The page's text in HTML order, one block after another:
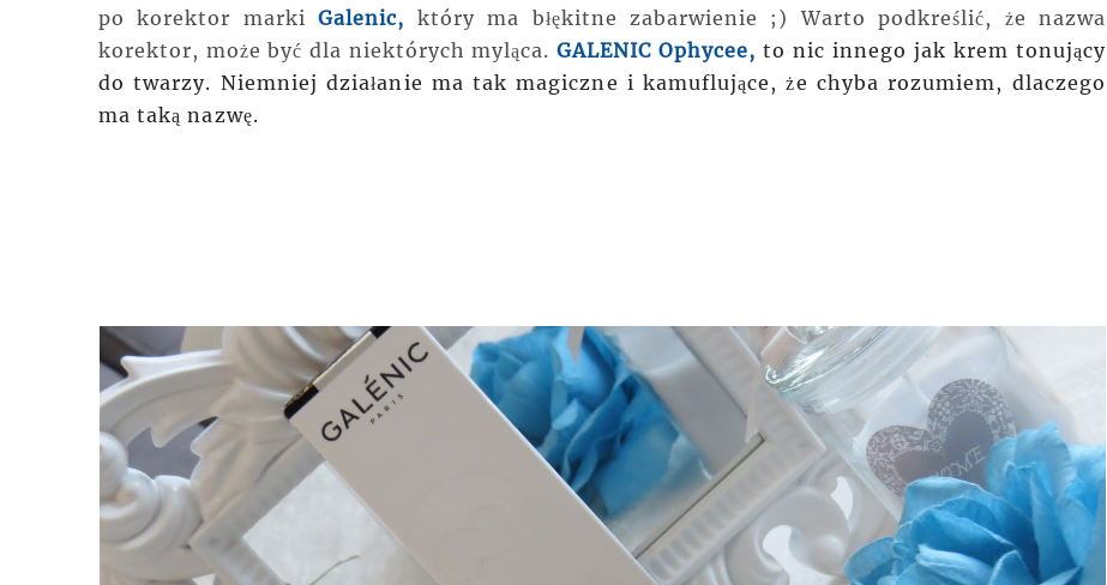
po korektor markiGalenic, który ma błękitne zabarwienie ;) Warto podkreślić, że nazwa
korektor, może być dla niektórych myląca. GALENIC Ophycee, to nic innego jak krem tonujący
do twarzy. Niemniejdziałanie ma tak magiczne i kamuflujące, że chyba rozumiem, dlaczego
ma taką nazwę.